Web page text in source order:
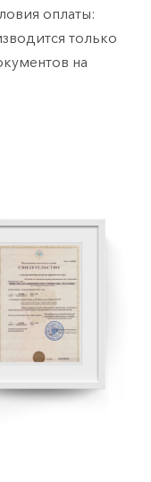
оплаты:
только
на